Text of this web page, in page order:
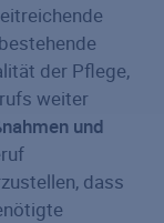
der Pflege,
weiter
und
dass